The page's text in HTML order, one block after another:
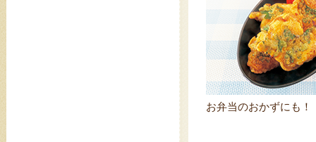
お弁当のおかずにも！